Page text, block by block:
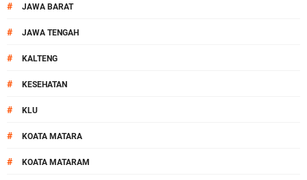
# JAWA BARAT
# JAWA TENGAH
# KALTENG
# KESEHATAN
# KLU
# KOATA MATARA
# KOATA MATARAM